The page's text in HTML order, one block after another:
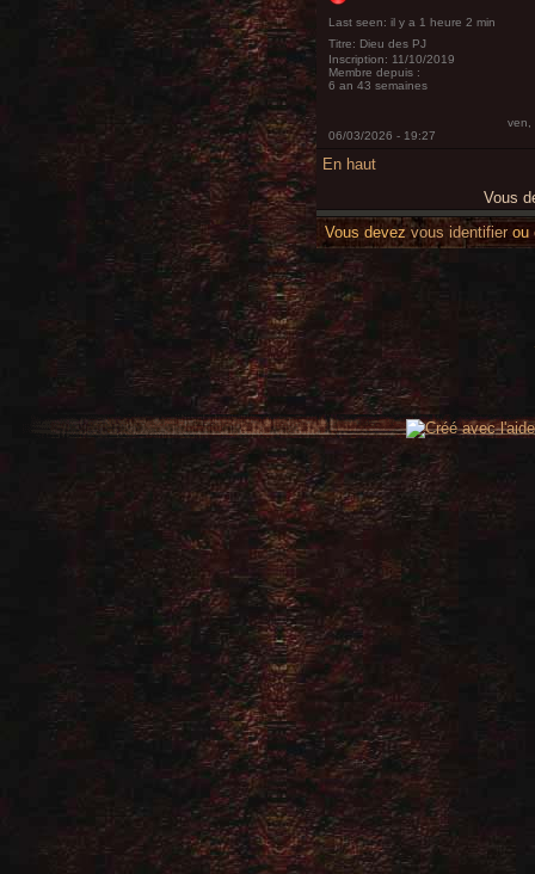
Last seen: il y a 1 heure 2 min
Titre: Dieu des PJ
Inscription: 11/10/2019
Membre depuis :
6 an 43 semaines
ven,
06/03/2026 - 19:27
En haut
Vous
Vous devez vous identifier ou